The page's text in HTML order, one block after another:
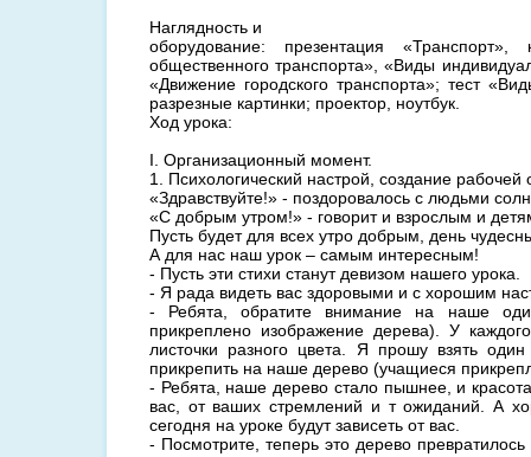
Наглядность и
оборудование: презентация «Транспорт»,
общественного транспорта», «Виды
«Движение городского транспорта»; тест
разрезные картинки; проектор, ноутбук.
Ход урока:
I. Организационный момент.
1. Психологический настрой, создание рабочей
«Здравствуйте!» - поздоровалось с людьми
«С добрым утром!» - говорит и взрослым и
Пусть будет для всех утро добрым, день
А для нас наш урок – самым интересным!
- Пусть эти стихи станут девизом нашего урока.
- Я рада видеть вас здоровыми и с хорошим
- Ребята, обратите внимание на наше
прикреплено изображение дерева). У
листочки разного цвета. Я прошу взять
прикрепить на наше дерево (учащиеся
- Ребята, наше дерево стало пышнее, и
вас, от ваших стремлений и т ожиданий. А
сегодня на уроке будут зависеть от вас.
- Посмотрите, теперь это дерево